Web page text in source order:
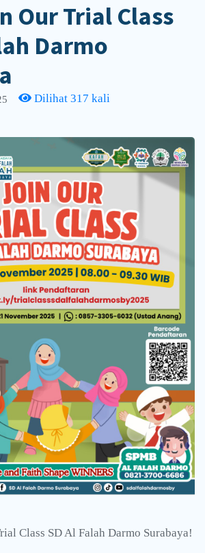
Our Trial Class
Darmo
Dilihat 317 kali
Class SD Al Falah Darmo Surabaya!